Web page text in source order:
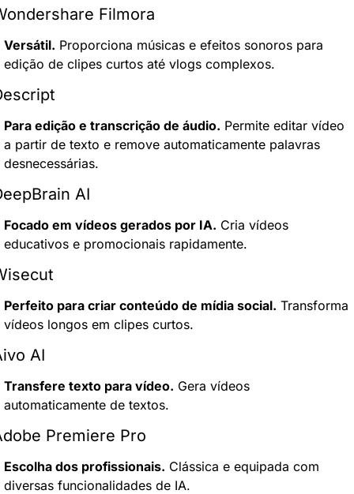
Filmora
Versátil. Proporciona músicas e efeitos sonoros para
edição de clipes curtos até vlogs complexos.
Para edição e transcrição de áudio. Permite editar vídeo
a partir de texto e remove automaticamente palavras
desnecessárias.
AI
Focado em vídeos gerados por IA. Cria vídeos
educativos e promocionais rapidamente.
Perfeito para criar conteúdo de mídia social. Transforma
vídeos longos em clipes curtos.
AI
Transfere texto para vídeo. Gera vídeos
automaticamente de textos.
Premiere Pro
Escolha dos profissionais. Clássica e equipada com
diversas funcionalidades de IA.